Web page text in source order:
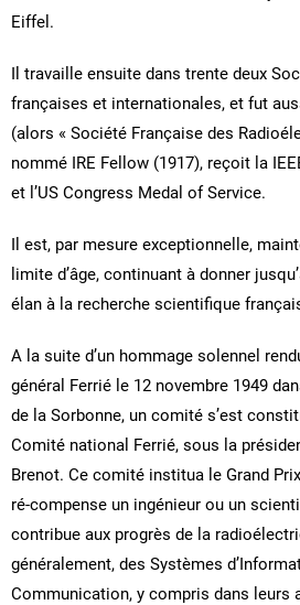
Eiffel.
Il travaille ensuite dans trente deux
françaises et internationales, et fut
(alors « Société Française des
nommé IRE Fellow (1917), reçoit la
et l’US Congress Medal of Service.
Il est, par mesure exceptionnelle,
limite d’âge, continuant à donner
élan à la recherche scientifique
A la suite d’un hommage solennel
général Ferrié le 12 novembre 1949
de la Sorbonne, un comité s’est
Comité national Ferrié, sous la
Brenot. Ce comité institua le Grand
ré-compense un ingénieur ou un
contribue aux progrès de la
généralement, des Systèmes
Communication, y compris dans leurs